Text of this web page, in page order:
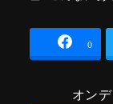
0
オン